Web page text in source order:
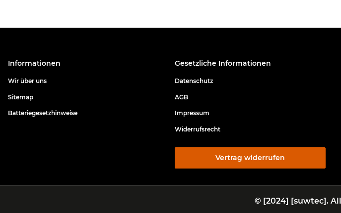
Informationen
Wir über uns
Sitemap
Batteriegesetzhinweise
Gesetzliche Informationen
Datenschutz
AGB
Impressum
Widerrufsrecht
Vertrag widerrufen